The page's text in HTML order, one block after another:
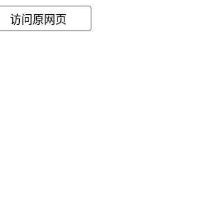
访问原网页